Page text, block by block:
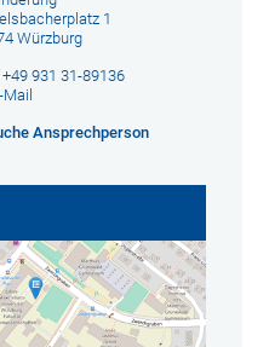
1
Würzburg
+49 931 31-89136
Mail
Ansprechperson